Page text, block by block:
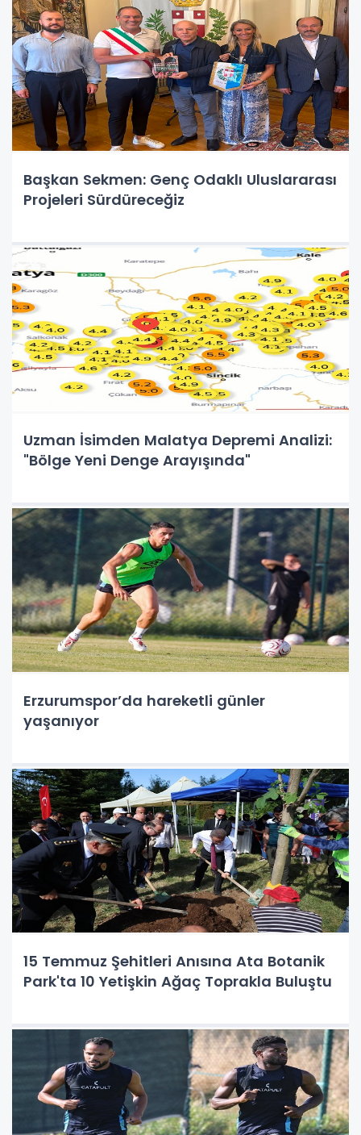
Başkan Sekmen: Genç Odaklı Uluslararası
Projeleri Sürdüreceğiz
Uzman İsimden Malatya Depremi Analizi:
"Bölge Yeni Denge Arayışında"
Erzurumspor’da hareketli günler
yaşanıyor
15 Temmuz Şehitleri Anısına Ata Botanik
Park'ta 10 Yetişkin Ağaç Toprakla Buluştu